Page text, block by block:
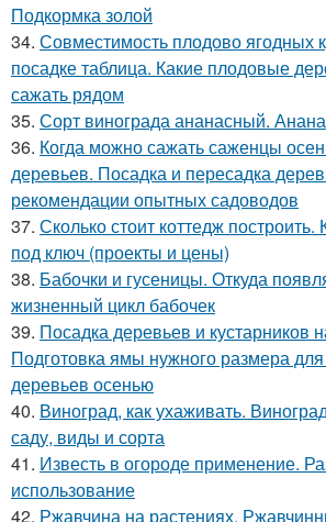
Подкормка золой
34. Совместимость плодово ягодных
посадке таблица. Какие плодовые
сажать рядом
35. Сорт винограда ананасный.
36. Когда можно сажать саженцы
деревьев. Посадка и пересадка
рекомендации опытных садоводов
37. Сколько стоит коттедж
под ключ (проекты и цены)
38. Бабочки и гусеницы. Откуда
жизненный цикл бабочек
39. Посадка деревьев и кустарников
Подготовка ямы нужного размера
деревьев осенью
40. Виноград, как ухаживать.
саду, виды и сорта
41. Известь в огороде применение.
использование
42. Ржавчина на растениях.